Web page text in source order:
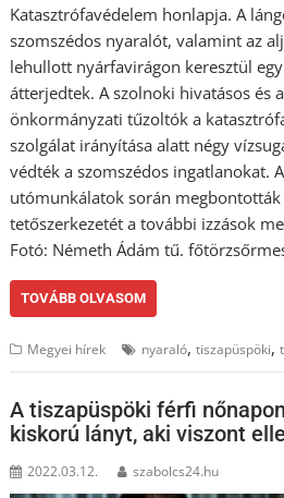
Katasztrófavédelem honlapja. A
szomszédos nyaralót, valamint az
lehullott nyárfavirágon keresztül
átterjedtek. A szolnoki hivatásos és
önkormányzati tűzoltók a
szolgálat irányítása alatt négy
védték a szomszédos ingatlanokat.
utómunkálatok során megbontották
tetőszerkezetét a további izzások
Fotó: Németh Ádám tű.
TOVÁBB OLVASOM
Megyei hírek nyaraló,tiszapüspöki,
A tiszapüspöki férfi
kiskorú lányt, aki viszont
2022.03.12. szabolcs24.hu